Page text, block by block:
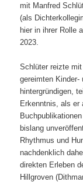
mit Manfred
(als
hier in ihrer Rolle
2023.
Schlüter reizte
gereimten Kinder-
hintergründigen,
Erkenntnis, als er
bislang
Rhythmus und
nachdenklich
direkten Erleben
Hillgroven